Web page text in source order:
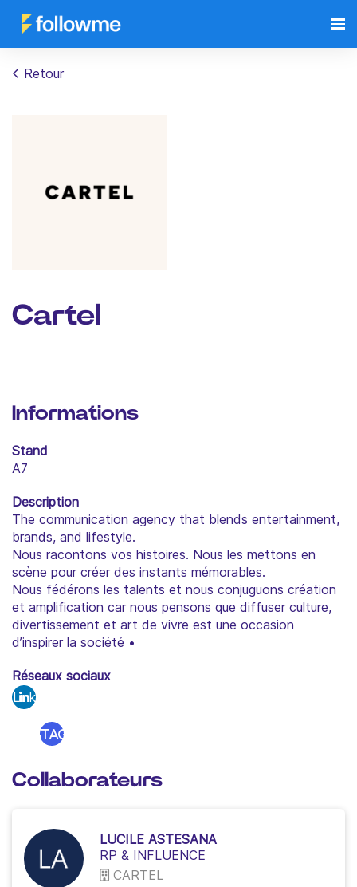
Retour
Cartel
Informations
Stand
A7
Description
The communication agency that blends entertainment,
brands, and lifestyle.
Nous racontons vos histoires. Nous les mettons en
scène pour créer des instants mémorables.
Nous fédérons les talents et nous conjuguons création
et amplification car nous pensons que diffuser culture,
divertissement et art de vivre est une occasion
d’inspirer la société •
Réseaux sociaux
Link
Instagram
Collaborateurs
LUCILE ASTESANA
RP & INFLUENCE
CARTEL